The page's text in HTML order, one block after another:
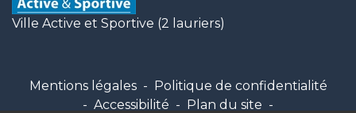
Ville Active et Sportive (2 lauriers)
Mentions légales - Politique de confidentialité
- Accessibilité - Plan du site -